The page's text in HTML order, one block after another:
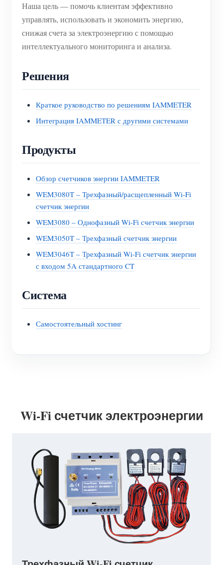
Наша цель — помочь клиентам эффективно
управлять, использовать и экономить энергию,
снижая счета за электроэнергию с помощью
интеллектуального мониторинга и анализа.
Решения
Краткое руководство по решениям IAMMETER
Интеграция IAMMETER с другими системами
Продукты
Обзор счетчиков энергии IAMMETER
WEM3080T – Трехфазный/расщепленный Wi-Fi
счетчик энергии
WEM3080 – Однофазный Wi-Fi счетчик энергии
WEM3050T – Трехфазный счетчик энергии
WEM3046T – Трехфазный Wi-Fi счетчик энергии
с входом 5A стандартного CT
Система
Самостоятельный хостинг
Wi-Fi счетчик электроэнергии